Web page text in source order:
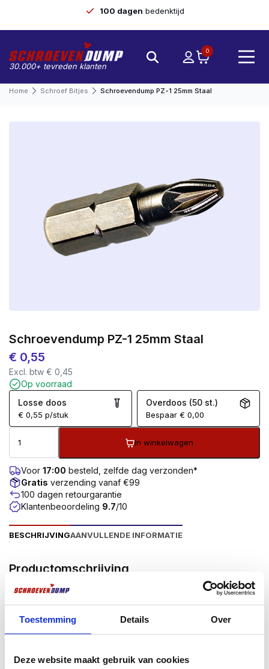
Toestemming Details Over
Deze website maakt gebruik van cookies
100 dagen bedenktijd
30.000+ tevreden klanten
0
Home Schroef Bitjes Schroevendump PZ-1 25mm Staal
Schroevendump PZ-1 25mm Staal
€ 0,55
Excl. btw € 0,45
Op voorraad
Losse doos
€ 0,55 p/stuk
Overdoos (50 st.)
Bespaar€ 0,00
In winkelwagen
Voor 17:00 besteld, zelfde dag verzonden*
Gratis verzending vanaf €99
100 dagen retourgarantie
Klantenbeoordeling 9.7/10
BESCHRIJVINGAANVULLENDE INFORMATIE
Productomschrijving
Bitjes voor het indraaien van bv. Schroevendump
spaanplaatschroeven of andere bevestigingsmiddelen
die een Pozidriv aansluiting hebben. Verkrijgbaar in 3
Pozidriv aansluitingen, te weten PZ1, PZ2 en PZ3. Voor
verkrijgbaar in verschillende lengtes, te weten 25 en